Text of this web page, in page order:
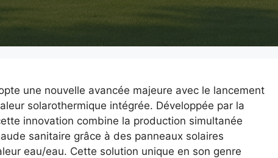
une nouvelle avancée majeure avec le lancement
solarothermique intégrée. Développée par la
innovation combine la production simultanée
sanitaire grâce à des panneaux solaires
eau/eau. Cette solution unique en son genre